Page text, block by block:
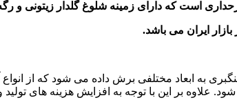
است که دارای زمینه شلوغ گلدار زیتونی و
ایران می باشد.
به ابعاد مختلفی برش داده می شود که از انواع
علاوه بر این با توجه به افزایش هزینه